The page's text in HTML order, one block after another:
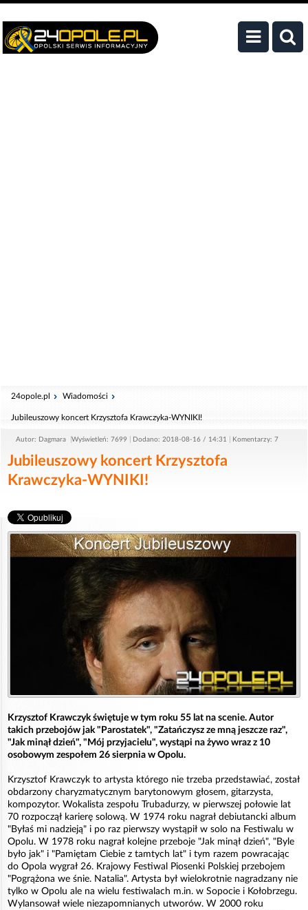
24opole.pl Wiadomości
Jubileuszowy koncert Krzysztofa Krawczyka-WYNIKI!
Autor: Dagmara Wyświetleń: 7699 Dodano: 2018-08-16 / 14:31 Komentarzy: 7
Jubileuszowy koncert Krzysztofa
Krawczyka-WYNIKI!
Krzysztof Krawczyk świętuje w tym roku 55 lat na scenie. Autor
takich przebojów jak "Parostatek", "Zatańczysz ze mną jeszcze raz",
"Jak minął dzień", "Mój przyjacielu", wystąpi na żywo wraz z 10
osobowym zespołem 26 sierpnia w Opolu.
Krzysztof Krawczyk to artysta którego nie trzeba przedstawiać, został
obdarzony charyzmatycznym barytonowym głosem, gitarzysta,
kompozytor. Wokalista zespołu Trubadurzy, w pierwszej połowie lat
70 rozpoczął karierę solową. W 1974 roku nagrał debiutancki album
"Byłaś mi nadzieją" i po raz pierwszy wystąpił w solo na Festiwalu w
Opolu. W 1978 roku nagrał kolejne przeboje "Jak minął dzień", "Byle
było jak" i "Pamiętam Ciebie z tamtych lat" i tym razem powracając
do Opola wygrał 26. Krajowy Festiwal Piosenki Polskiej przebojem
"Pogrążona we śnie. Natalia". Artysta był wielokrotnie nagradzany nie
tylko w Opolu ale na wielu festiwalach m.in. w Sopocie i Kołobrzegu.
Wylansował wiele niezapomnianych utworów. W 2000 roku